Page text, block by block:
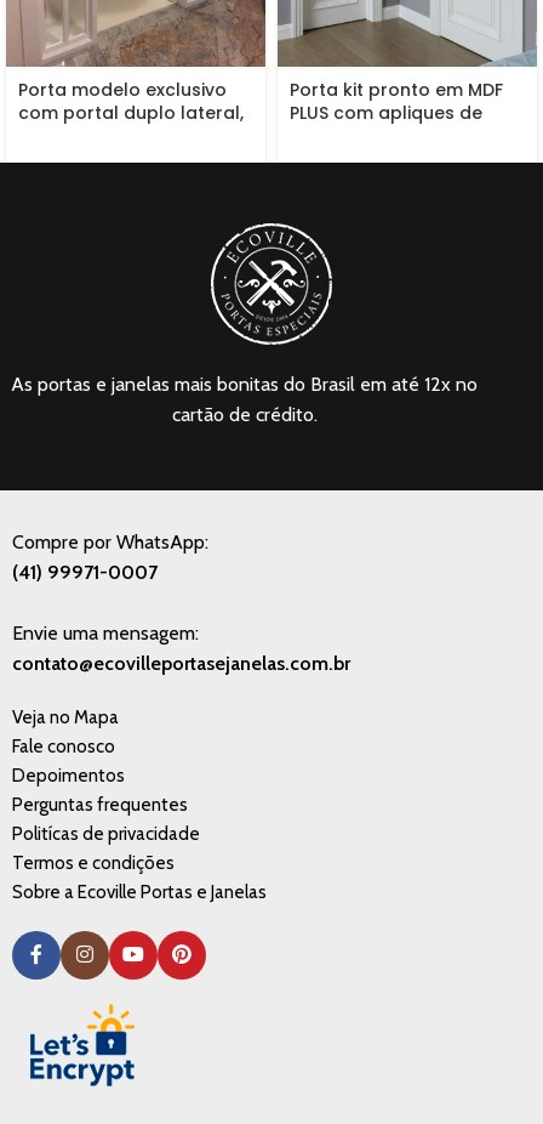
Porta modelo exclusivo
com portal duplo lateral,
blim blim, vidro 10 mm
Porta kit pronto em MDF
PLUS com apliques de
As portas e janelas mais bonitas do Brasil em até 12x no
cartão de crédito.
Compre por WhatsApp:
(41) 99971-0007
Envie uma mensagem:
contato@ecovilleportasejanelas.com.br
Veja no Mapa
Fale conosco
Depoimentos
Perguntas frequentes
Politícas de privacidade
Termos e condições
Sobre a Ecoville Portas e Janelas